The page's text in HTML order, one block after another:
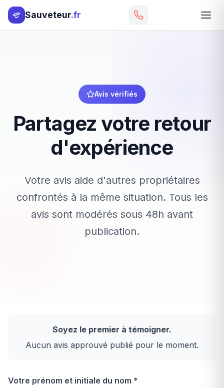
Sauveteur.fr
Avis vérifiés
Partagez votre retour
d'expérience
Votre avis aide d'autres propriétaires
confrontés à la même situation. Tous les
avis sont modérés sous 48h avant
publication.
Soyez le premier à témoigner.
Aucun avis approuvé publié pour le moment.
Votre prénom et initiale du nom *